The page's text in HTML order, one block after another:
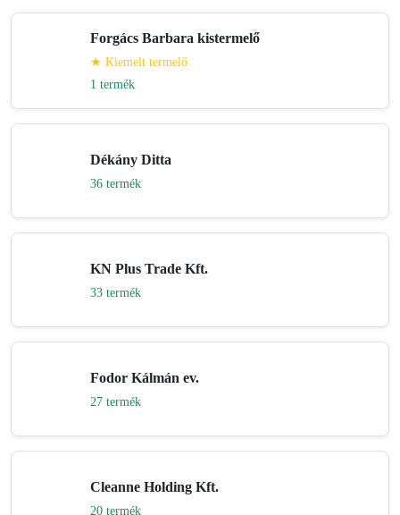
Forgács Barbara kistermelő
★ Kiemelt termelő
1 termék
Dékány Ditta
36 termék
KN Plus Trade Kft.
33 termék
Fodor Kálmán ev.
27 termék
Cleanne Holding Kft.
20 termék